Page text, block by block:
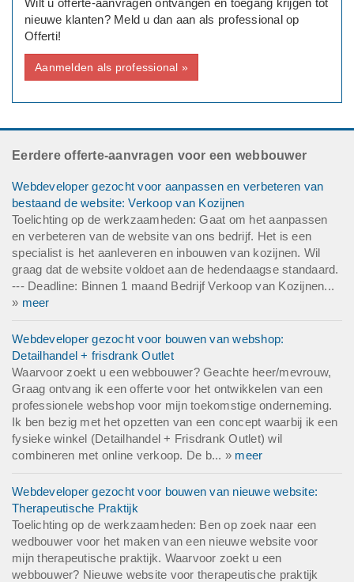
Wilt u offerte-aanvragen ontvangen en toegang krijgen tot
nieuwe klanten? Meld u dan aan als professional op
Offerti!
Aanmelden als professional »
Eerdere offerte-aanvragen voor een webbouwer
Webdeveloper gezocht voor aanpassen en verbeteren van
bestaand de website: Verkoop van Kozijnen
Toelichting op de werkzaamheden: Gaat om het aanpassen
en verbeteren van de website van ons bedrijf. Het is een
specialist is het aanleveren en inbouwen van kozijnen. Wil
graag dat de website voldoet aan de hedendaagse standaard.
--- Deadline: Binnen 1 maand Bedrijf Verkoop van Kozijnen...
» meer
Webdeveloper gezocht voor bouwen van webshop:
Detailhandel + frisdrank Outlet
Waarvoor zoekt u een webbouwer? Geachte heer/mevrouw,
Graag ontvang ik een offerte voor het ontwikkelen van een
professionele webshop voor mijn toekomstige onderneming.
Ik ben bezig met het opzetten van een concept waarbij ik een
fysieke winkel (Detailhandel + Frisdrank Outlet) wil
combineren met online verkoop. De b... » meer
Webdeveloper gezocht voor bouwen van nieuwe website:
Therapeutische Praktijk
Toelichting op de werkzaamheden: Ben op zoek naar een
wedbouwer voor het maken van een nieuwe website voor
mijn therapeutische praktijk. Waarvoor zoekt u een
webbouwer? Nieuwe website voor therapeutische praktijk